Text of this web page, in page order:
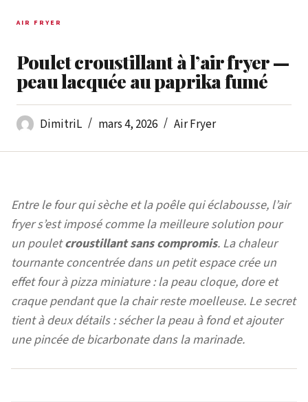
AIR FRYER
Poulet croustillant à l’air fryer —
peau lacquée au paprika fumé
DimitriL mars 4, 2026 Air Fryer
Entre le four qui sèche et la poêle qui éclabousse, l’air
fryer s’est imposé comme la meilleure solution pour
un pouletcroustillant sans compromis. La chaleur
tournante concentrée dans un petit espace crée un
effet four à pizza miniature : la peau cloque, dore et
craque pendant que la chair reste moelleuse. Le secret
tient à deux détails : sécher la peau à fond et ajouter
une pincée de bicarbonate dans la marinade.